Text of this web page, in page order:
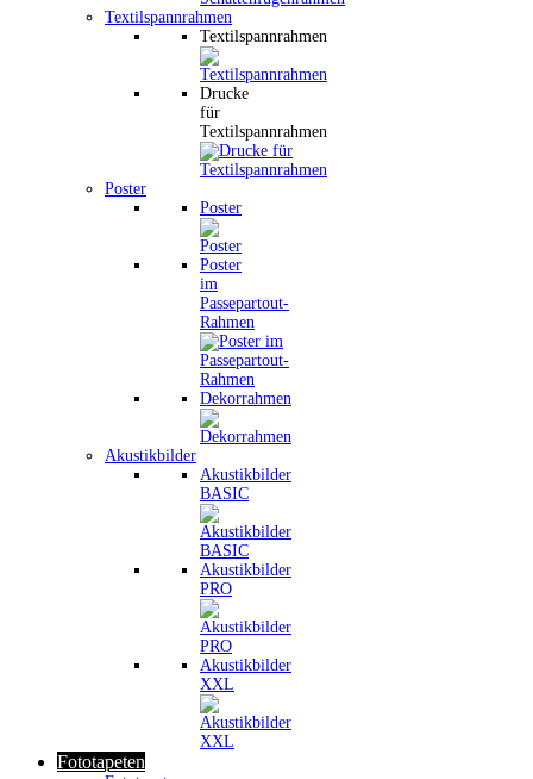
Textilspannrahmen
Textilspannrahmen
Drucke
für
Textilspannrahmen
Poster
Poster
Poster
im
Passepartout-
Rahmen
Dekorrahmen
Akustikbilder
Akustikbilder
BASIC
Akustikbilder
PRO
Akustikbilder
XXL
Fototapeten